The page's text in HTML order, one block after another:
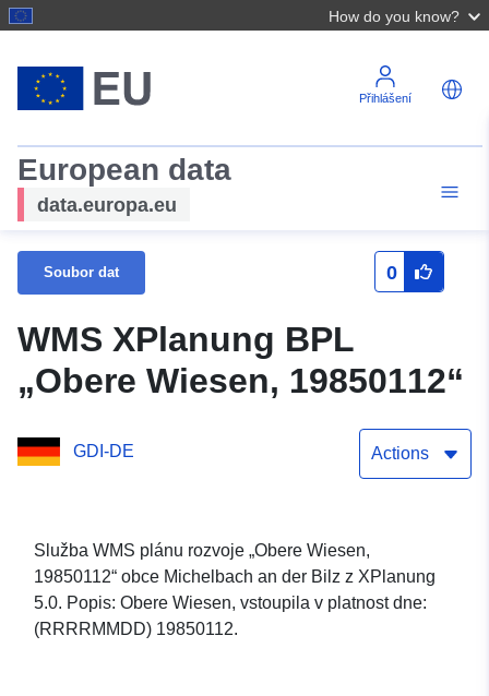
How do you know?
Přihlášení
European data
data.europa.eu
Soubor dat 0
WMS XPlanung BPL
„Obere Wiesen, 19850112“
GDI-DE Actions
Služba WMS plánu rozvoje „Obere Wiesen,
19850112“ obce Michelbach an der Bilz z XPlanung
5.0. Popis: Obere Wiesen, vstoupila v platnost dne:
(RRRRMMDD) 19850112.